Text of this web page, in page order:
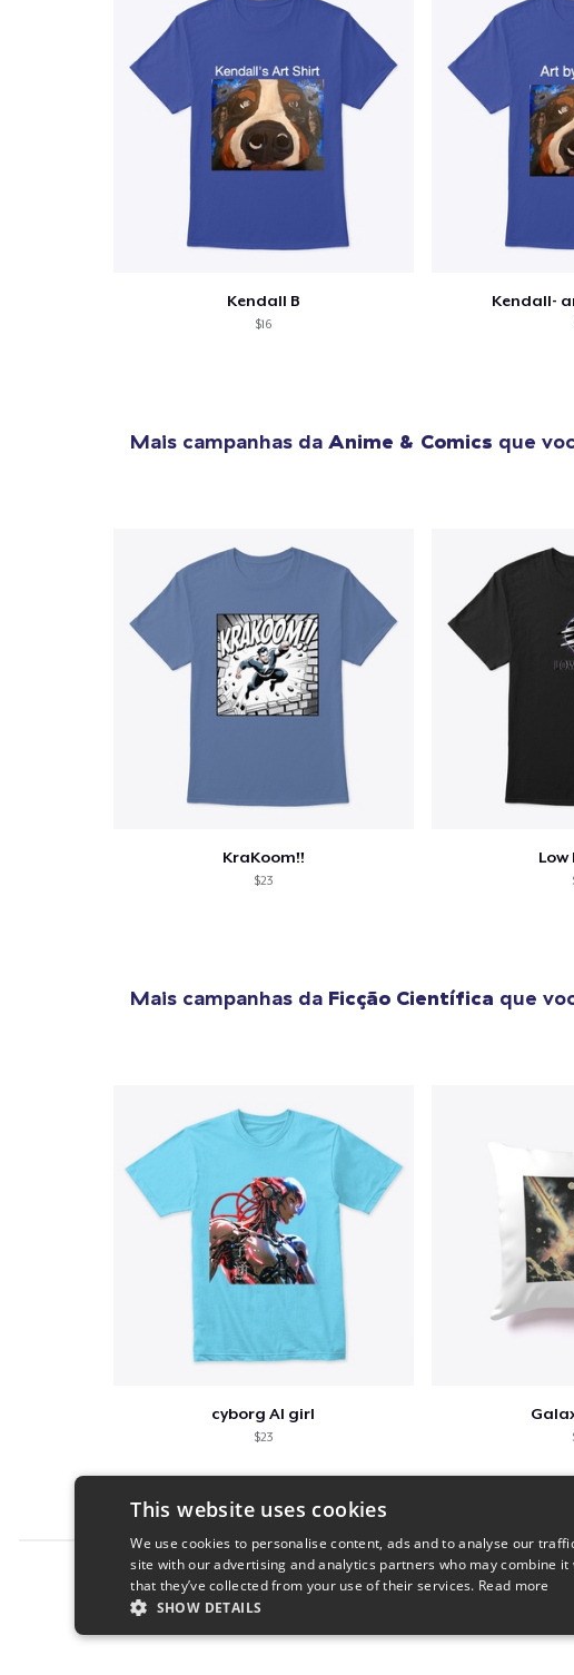
Kendall B
$16
Kendall-
Mais campanhas da Anime & Comics que
KraKoom!!
$23
Low
Mais campanhas da Ficção Científica que
cyborg AI girl
$23
Report this product
artigo
Seguir
This website uses cookies
We use cookies to personalise content, ads and to analyse our
site with our advertising and analytics partners who may combine
that they’ve collected from your use of their services. Read more
SHOW DETAILS